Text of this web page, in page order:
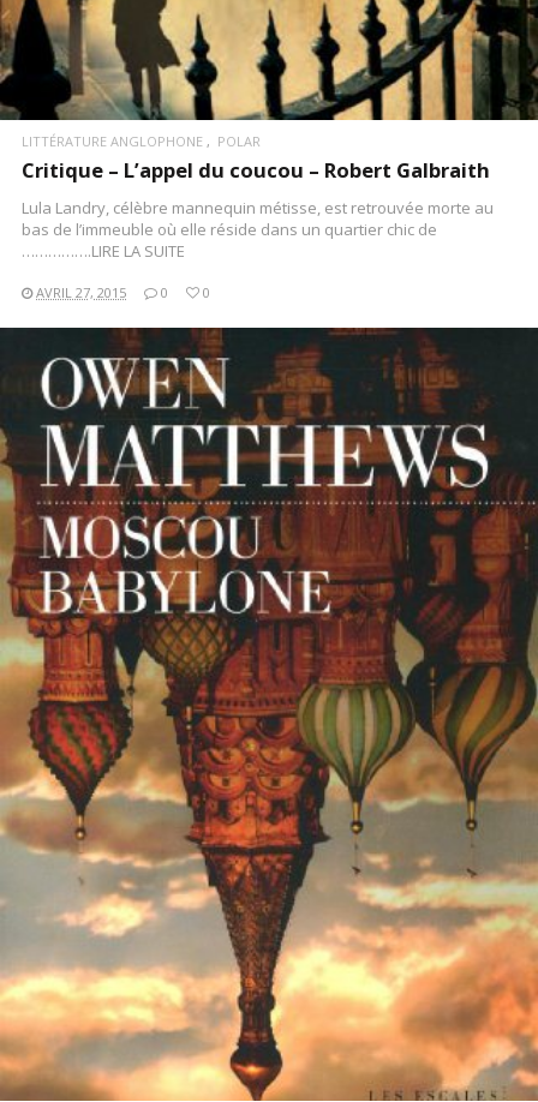
LITTÉRATURE ANGLOPHONE POLAR
Critique – L’appel du coucou – Robert Galbraith
Lula Landry, célèbre mannequin métisse, est retrouvée morte au
bas de l’immeuble où elle réside dans un quartier chic de
…………….LIRE LA SUITE
AVRIL 27, 2015 0 0
LIRE LA SUITE